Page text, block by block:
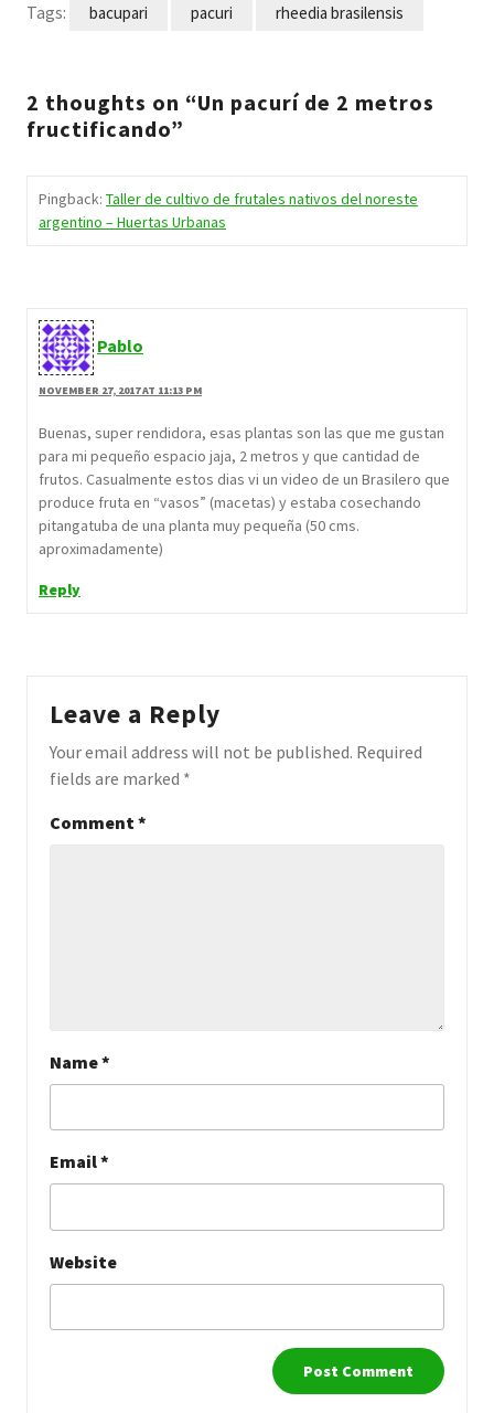
Tags: bacupari pacuri rheedia brasilensis
2 thoughts on “Un pacurí de 2 metros
fructificando”
Pingback: Taller de cultivo de frutales nativos del noreste
argentino – Huertas Urbanas
Pablo
NOVEMBER 27, 2017 AT 11:13 PM
Buenas, super rendidora, esas plantas son las que me gustan
para mi pequeño espacio jaja, 2 metros y que cantidad de
frutos. Casualmente estos dias vi un video de un Brasilero que
produce fruta en “vasos” (macetas) y estaba cosechando
pitangatuba de una planta muy pequeña (50 cms.
aproximadamente)
Reply
Leave a Reply
Your email address will not be published. Required
fields are marked *
Comment*
Name*
Email*
Website